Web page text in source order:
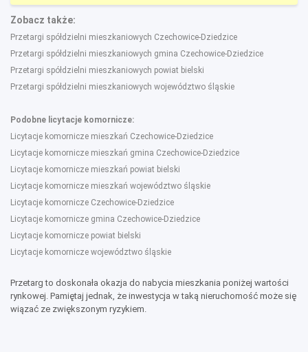
Zobacz także:
Przetargi spółdzielni mieszkaniowych Czechowice-Dziedzice
Przetargi spółdzielni mieszkaniowych gmina Czechowice-Dziedzice
Przetargi spółdzielni mieszkaniowych powiat bielski
Przetargi spółdzielni mieszkaniowych województwo śląskie
Podobne licytacje komornicze:
Licytacje komornicze mieszkań Czechowice-Dziedzice
Licytacje komornicze mieszkań gmina Czechowice-Dziedzice
Licytacje komornicze mieszkań powiat bielski
Licytacje komornicze mieszkań województwo śląskie
Licytacje komornicze Czechowice-Dziedzice
Licytacje komornicze gmina Czechowice-Dziedzice
Licytacje komornicze powiat bielski
Licytacje komornicze województwo śląskie
Przetarg to doskonała okazja do nabycia mieszkania poniżej wartości
rynkowej. Pamiętaj jednak, że inwestycja w taką nieruchomość może się
wiązać ze zwiększonym ryzykiem.